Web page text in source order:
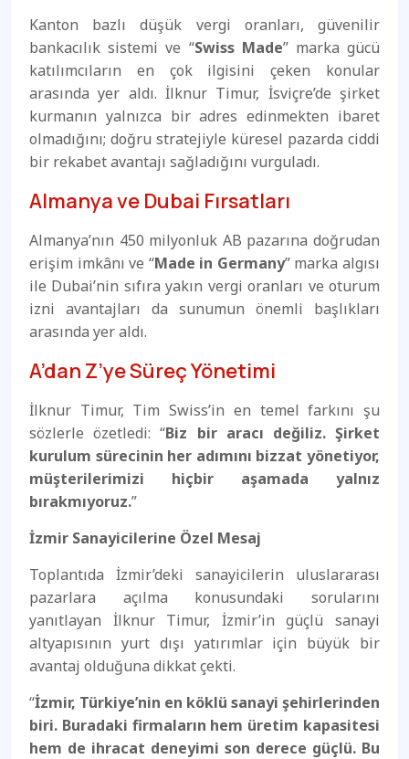
Kanton bazlı düşük vergi oranları, güvenilir
bankacılık sistemi ve “Swiss Made” marka gücü
katılımcıların en çok ilgisini çeken konular
arasında yer aldı. İlknur Timur, İsviçre’de şirket
kurmanın yalnızca bir adres edinmekten ibaret
olmadığını; doğru stratejiyle küresel pazarda ciddi
bir rekabet avantajı sağladığını vurguladı.
Almanya ve Dubai Fırsatları
Almanya’nın 450 milyonluk AB pazarına doğrudan
erişim imkânı ve “Made in Germany” marka algısı
ile Dubai’nin sıfıra yakın vergi oranları ve oturum
izni avantajları da sunumun önemli başlıkları
arasında yer aldı.
A’dan Z’ye Süreç Yönetimi
İlknur Timur, Tim Swiss’in en temel farkını şu
sözlerle özetledi: “Biz bir aracı değiliz. Şirket
kurulum sürecinin her adımını bizzat yönetiyor,
müşterilerimizi hiçbir aşamada yalnız
bırakmıyoruz.”
İzmir Sanayicilerine Özel Mesaj
Toplantıda İzmir’deki sanayicilerin uluslararası
pazarlara açılma konusundaki sorularını
yanıtlayan İlknur Timur, İzmir’in güçlü sanayi
altyapısının yurt dışı yatırımlar için büyük bir
avantaj olduğuna dikkat çekti.
“İzmir, Türkiye’nin en köklü sanayi şehirlerinden
biri. Buradaki firmaların hem üretim kapasitesi
hem de ihracat deneyimi son derece güçlü. Bu